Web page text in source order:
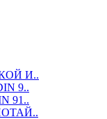
И..
9..
91..